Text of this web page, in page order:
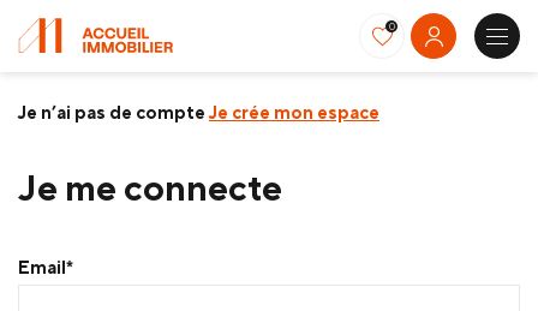
0
Je n’ai pas de compteJe crée mon espace
Je me connecte
Email*